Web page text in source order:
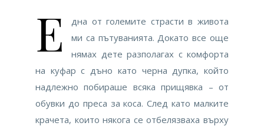
Е
дна от големите страсти в живота
ми са пътуванията. Докато все още
нямах дете разполагах с комфорта
на куфар с дъно като черна дупка, който
надлежно побираше всяка прищявка – от
обувки до преса за коса. След като малките
крачета, които някога се отбелязваха върху